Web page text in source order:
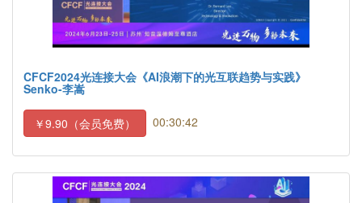
CFCF2024光连接大会《AI浪潮下的光互联趋势与实践》
Senko-李嵩
￥9.90（会员免费） 00:30:42